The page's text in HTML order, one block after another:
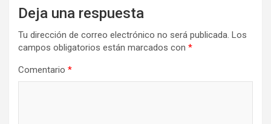
Deja una respuesta
Tu dirección de correo electrónico no será publicada. Los
campos obligatorios están marcados con *
Comentario *